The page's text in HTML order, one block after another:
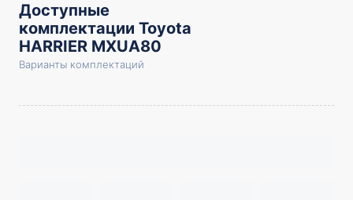
Доступные
комплектации Toyota
HARRIER MXUA80
Варианты комплектаций